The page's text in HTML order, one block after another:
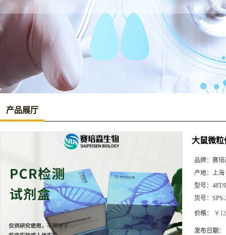
产品展厅
大鼠微
品牌： 赛培
产地： 上海
型号： 48T/
货号：
价格： ￥
发布日期：